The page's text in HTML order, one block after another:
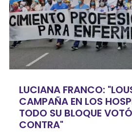
LUCIANA FRANCO:
CAMPAÑA EN LOS
TODO SU BLOQUE
CONTRA"